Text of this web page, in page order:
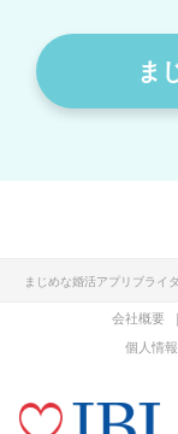
ま
まじめな婚活アプリブライ
会社概要
個人情